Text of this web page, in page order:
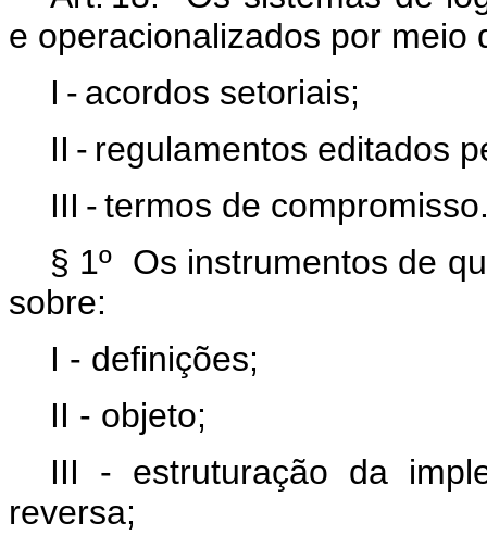
e operacionalizados por meio
I - acordos setoriais;
II - regulamentos editados
III - termos de
§ 1º Os instrumentos de
sobre:
I - definições;
II - objeto;
III - estruturação da
reversa;